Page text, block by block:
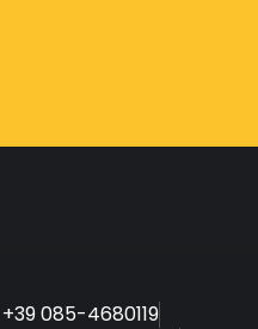
+39 085-4680119